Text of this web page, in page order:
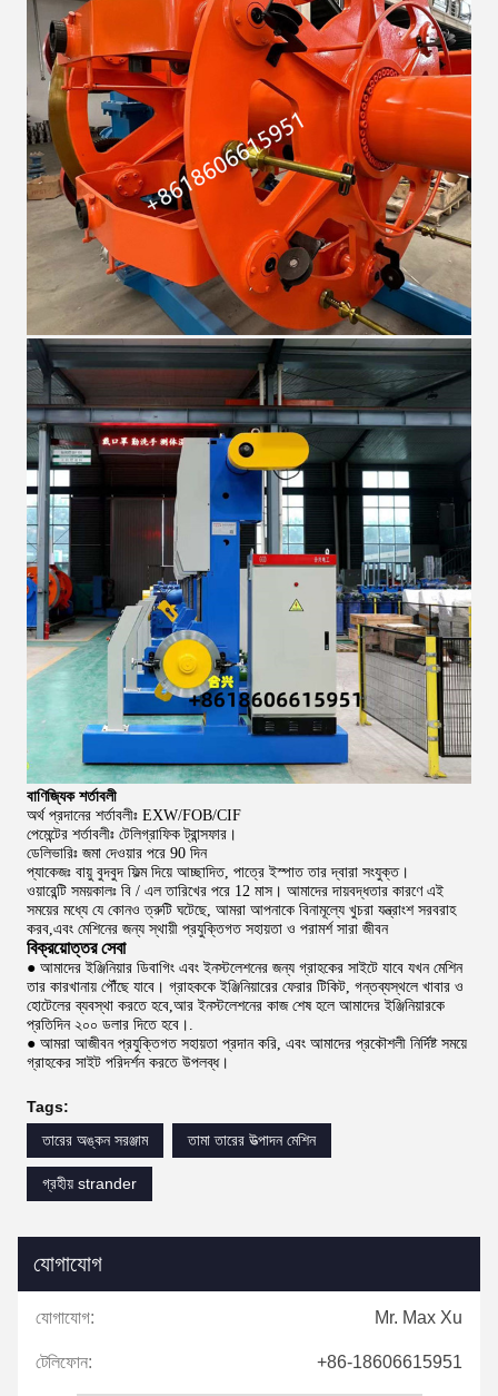
বাণিজ্যিক শর্তাবলী
অর্থ প্রদানের শর্তাবলীঃ EXW/FOB/CIF
পেমেন্টের শর্তাবলীঃ টেলিগ্রাফিক ট্রান্সফার।
ডেলিভারিঃ জমা দেওয়ার পরে 90 দিন
প্যাকেজঃ বায়ু বুদবুদ ফিল্ম দিয়ে আচ্ছাদিত, পাত্রে ইস্পাত তার দ্বারা সংযুক্ত।
ওয়ারেন্টি সময়কালঃ বি / এল তারিখের পরে 12 মাস। আমাদের দায়বদ্ধতার কারণে এই
সময়ের মধ্যে যে কোনও ত্রুটি ঘটেছে, আমরা আপনাকে বিনামূল্যে খুচরা যন্ত্রাংশ সরবরাহ
করব,এবং মেশিনের জন্য স্থায়ী প্রযুক্তিগত সহায়তা ও পরামর্শ সারা জীবন
বিক্রয়োত্তর সেবা
● আমাদের ইঞ্জিনিয়ার ডিবাগিং এবং ইনস্টলেশনের জন্য গ্রাহকের সাইটে যাবে যখন মেশিন
তার কারখানায় পৌঁছে যাবে। গ্রাহককে ইঞ্জিনিয়ারের ফেরার টিকিট, গন্তব্যস্থলে খাবার ও
হোটেলের ব্যবস্থা করতে হবে,আর ইনস্টলেশনের কাজ শেষ হলে আমাদের ইঞ্জিনিয়ারকে
প্রতিদিন ২০০ ডলার দিতে হবে।.
● আমরা আজীবন প্রযুক্তিগত সহায়তা প্রদান করি, এবং আমাদের প্রকৌশলী নির্দিষ্ট সময়ে
গ্রাহকের সাইট পরিদর্শন করতে উপলব্ধ।
Tags:
তারের অঙ্কন সরঞ্জাম
তামা তারের উত্পাদন মেশিন
গ্রহীয় strander
যোগাযোগ
যোগাযোগ: Mr. Max Xu
টেলিফোন: +86-18606615951